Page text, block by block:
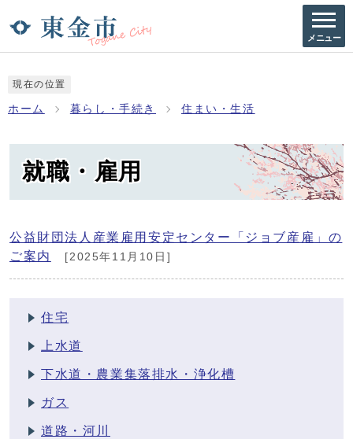
メニュー
現在の位置
ホーム 暮らし・手続き 住まい・生活
就職・雇用
公益財団法人産業雇用安定センター「ジョブ産雇」の
ご案内
[2025年11月10日]
住宅
上水道
下水道・農業集落排水・浄化槽
ガス
道路・河川